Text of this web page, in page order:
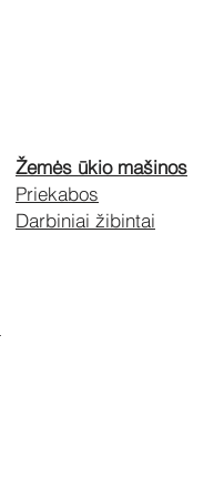
Žemės ūkio mašinos
Priekabos
Darbiniai žibintai